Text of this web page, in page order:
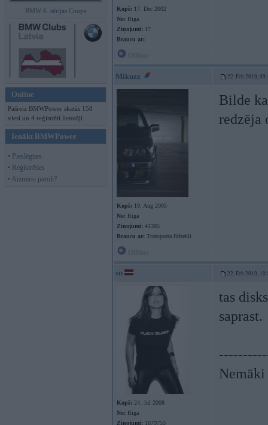
BMW 6. sērijas Coupe
Online
Pašreiz BMWPower skatās 158
viesi un 4 reģistrēti lietotāji.
Ienākt BMWPower
• Pieslēgties
• Reģistrēties
• Aizmirsi paroli?
Kopš: 17. Dec 2002
No: Rīga
Ziņojumi: 17
Braucu ar:
Mikuzz 22. Feb 2019,
Kopš: 19. Aug 2005
No: Rīga
Ziņojumi: 41385
Braucu ar: Transporta līdzekli
Bilde
redzēja
sn 22. Feb 2019,
Kopš: 24. Jul 2008
No: Rīga
Ziņojumi: 1879753
tas
saprast.